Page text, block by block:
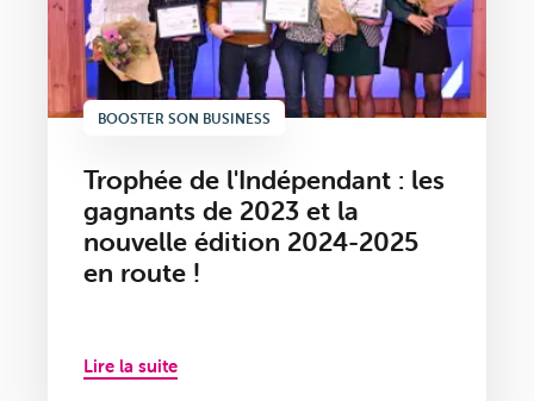
BOOSTER SON BUSINESS
Trophée de l'Indépendant : les
gagnants de 2023 et la
nouvelle édition 2024-2025
en route !
Lire la suite